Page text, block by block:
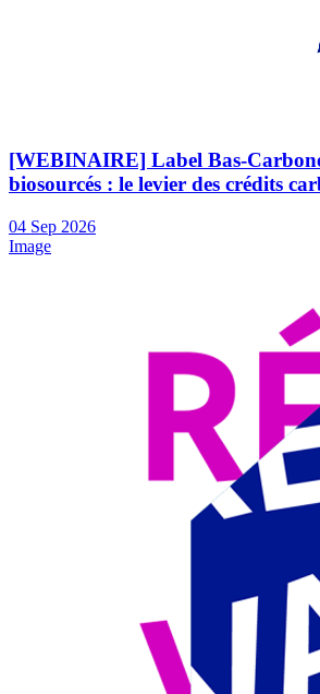
[WEBINAIRE] Label Bas-
biosourcés : le levier des crédits
04 Sep 2026
Image